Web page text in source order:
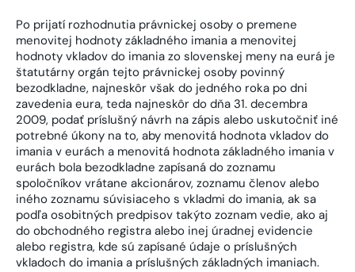
Po prijatí rozhodnutia právnickej osoby o premene
menovitej hodnoty základného imania a menovitej
hodnoty vkladov do imania zo slovenskej meny na eurá je
štatutárny orgán tejto právnickej osoby povinný
bezodkladne, najneskôr však do jedného roka po dni
zavedenia eura, teda najneskôr do dňa 31. decembra
2009, podať príslušný návrh na zápis alebo uskutočniť iné
potrebné úkony na to, aby menovitá hodnota vkladov do
imania v eurách a menovitá hodnota základného imania v
eurách bola bezodkladne zapísaná do zoznamu
spoločníkov vrátane akcionárov, zoznamu členov alebo
iného zoznamu súvisiaceho s vkladmi do imania, ak sa
podľa osobitných predpisov takýto zoznam vedie, ako aj
do obchodného registra alebo inej úradnej evidencie
alebo registra, kde sú zapísané údaje o príslušných
vkladoch do imania a príslušných základných imaniach.